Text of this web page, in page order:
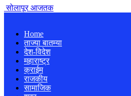
सोलापूर आजतक
Home
ताज्या बातम्या
देश-विदेश
महाराष्ट्र
क्राईम
राजकीय
सामाजिक